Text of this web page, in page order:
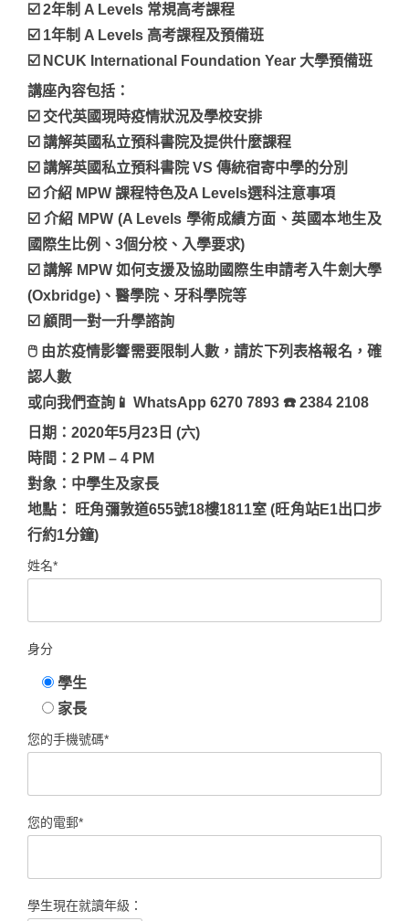
☑️ 2年制 A Levels 常規高考課程
☑️ 1年制 A Levels 高考課程及預備班
☑️ NCUK International Foundation Year 大學預備班
講座內容包括：
☑️ 交代英國現時疫情狀況及學校安排
☑️ 講解英國私立預科書院及提供什麼課程
☑️ 講解英國私立預科書院 VS 傳統宿寄中學的分別
☑️ 介紹 MPW 課程特色及A Levels選科注意事項
☑️ 介紹 MPW (A Levels 學術成績方面、英國本地生及
國際生比例、3個分校、入學要求)
☑️ 講解 MPW 如何支援及協助國際生申請考入牛劍大學
(Oxbridge)、醫學院、牙科學院等
☑️ 顧問一對一升學諮詢
🖱 由於疫情影響需要限制人數，請於下列表格報名，確
認人數
或向我們查詢📱 WhatsApp 6270 7893 ☎️ 2384 2108
日期：2020年5月23日 (六)
時間：2 PM – 4 PM
對象：中學生及家長
地點： 旺角彌敦道655號18樓1811室 (旺角站E1出口步
行約1分鐘)
姓名*
身分
學生
家長
您的手機號碼*
您的電郵*
學生現在就讀年級：